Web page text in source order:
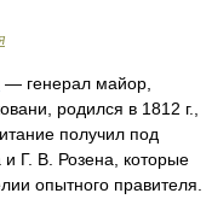
— генерал майор,
родился в 1812 г.,
получил под
Г. В. Розена, которые
опытного правителя.